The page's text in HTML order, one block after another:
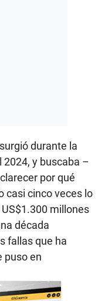
durante la
2024, y buscaba –
por qué
casi cinco veces lo
millones
década
fallas que ha
puso en